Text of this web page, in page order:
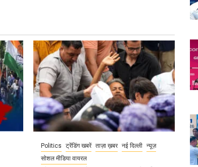
Politics ट्रेंडिंग खबरें ताज़ा ख़बर नई दिल्ली न्यूज़
सोशल मीडिया वायरल